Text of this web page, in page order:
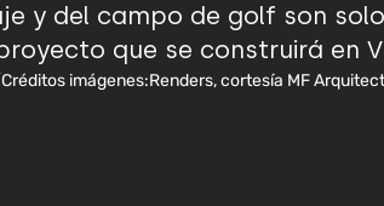
y del campo de golf son
que se construirá en
Créditos imágenes:Renders, cortesía MF